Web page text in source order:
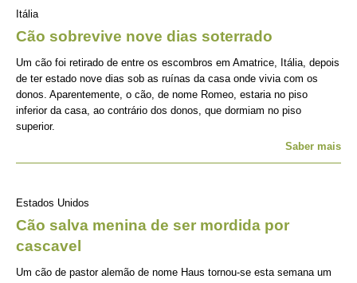
Itália
Cão sobrevive nove dias soterrado
Um cão foi retirado de entre os escombros em Amatrice, Itália, depois
de ter estado nove dias sob as ruínas da casa onde vivia com os
donos. Aparentemente, o cão, de nome Romeo, estaria no piso
inferior da casa, ao contrário dos donos, que dormiam no piso
superior.
Saber mais
Estados Unidos
Cão salva menina de ser mordida por
cascavel
Um cão de pastor alemão de nome Haus tornou-se esta semana um